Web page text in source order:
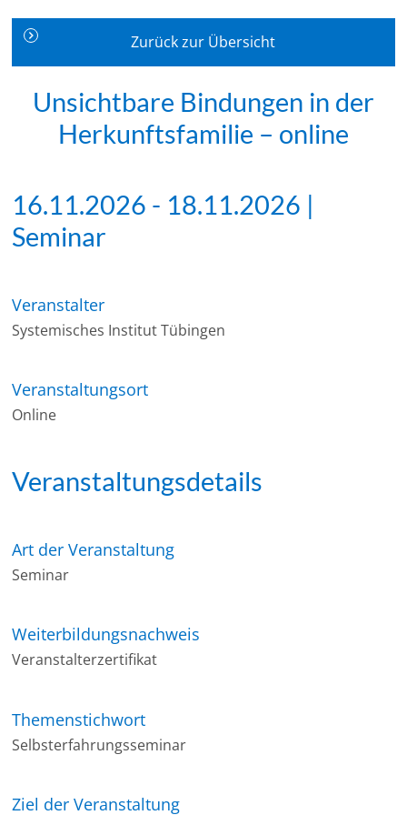
Zurück zur Übersicht
Unsichtbare Bindungen in der
Herkunftsfamilie – online
16.11.2026 - 18.11.2026 |
Seminar
Veranstalter
Systemisches Institut Tübingen
Veranstaltungsort
Online
Veranstaltungsdetails
Art der Veranstaltung
Seminar
Weiterbildungsnachweis
Veranstalterzertifikat
Themenstichwort
Selbsterfahrungsseminar
Ziel der Veranstaltung